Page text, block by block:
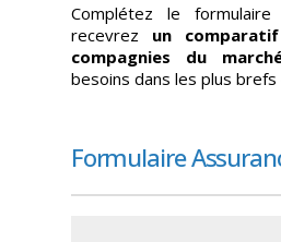
Complétez le
recevrez un
compagnies du
besoins dans les plus brefs
Formulaire
Personnelles